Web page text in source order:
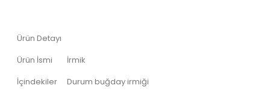
Ürün Detayı
Ürün İsmi
İrmik
İçindekiler
Durum buğday irmiği